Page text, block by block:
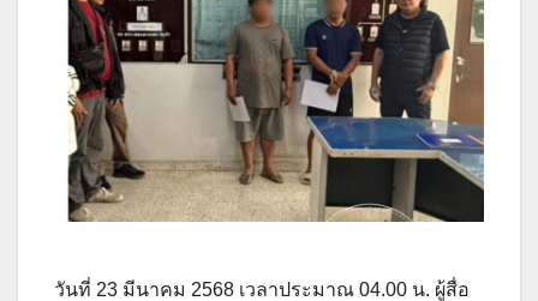
วันที่ 23 มีนาคม 2568 เวลาประมาณ 04.00 น. ผู้สื่อ